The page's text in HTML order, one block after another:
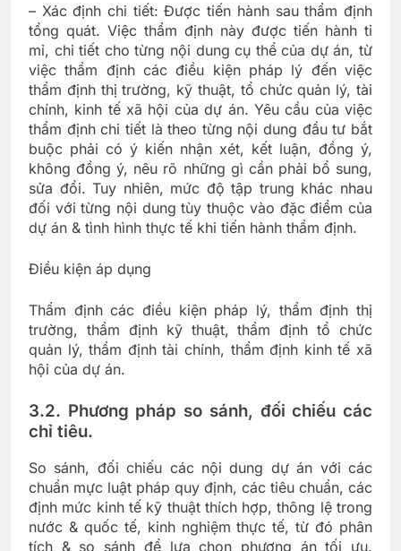
– Xác định chi tiết: Được tiến hành sau thẩm định
tổng quát. Việc thẩm định này được tiến hành tỉ
mỉ, chi tiết cho từng nội dung cụ thể của dự án, từ
việc thẩm định các điều kiện pháp lý đến việc
thẩm định thị trường, kỹ thuật, tổ chức quản lý, tài
chính, kinh tế xã hội của dự án. Yêu cầu của việc
thẩm định chi tiết là theo từng nội dung đầu tư bắt
buộc phải có ý kiến nhận xét, kết luận, đồng ý,
không đồng ý, nêu rõ những gì cần phải bổ sung,
sửa đổi. Tuy nhiên, mức độ tập trung khác nhau
đối với từng nội dung tùy thuộc vào đặc điểm của
dự án & tình hình thực tế khi tiến hành thẩm định.
Điều kiện áp dụng
Thẩm định các điều kiện pháp lý, thẩm định thị
trường, thẩm định kỹ thuật, thẩm định tổ chức
quản lý, thẩm định tài chính, thẩm định kinh tế xã
hội của dự án.
3.2. Phương pháp so sánh, đối chiếu các
chỉ tiêu.
So sánh, đối chiếu các nội dung dự án với các
chuẩn mực luật pháp quy định, các tiêu chuẩn, các
định mức kinh tế kỹ thuật thích hợp, thông lệ trong
nước & quốc tế, kinh nghiệm thực tế, từ đó phân
tích & so sánh để lựa chọn phương án tối ưu.